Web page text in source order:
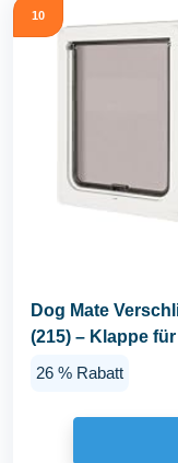
10
Dog Mate
(215) – Klappe
26 % Rabatt